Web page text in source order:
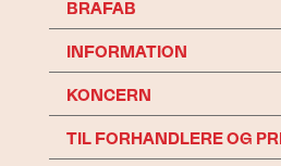
BRAFAB
INFORMATION
KONCERN
TIL FORHANDLERE OG